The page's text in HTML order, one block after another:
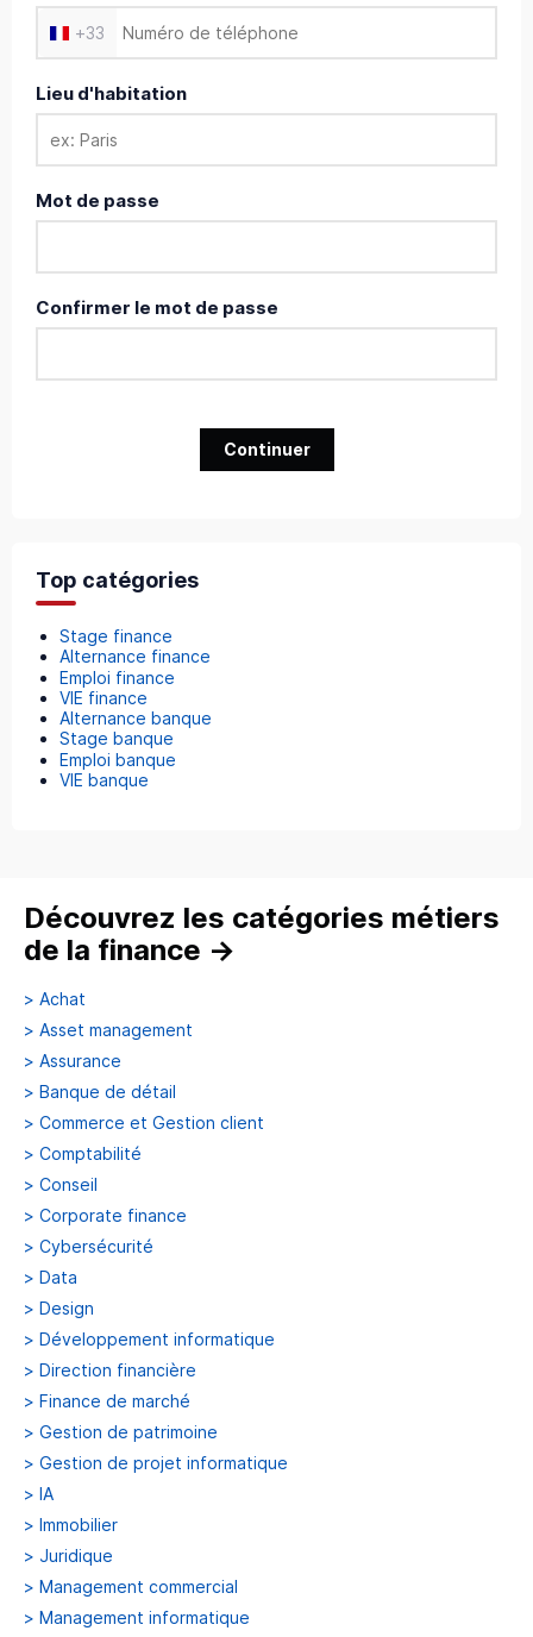
+33
Lieu d'habitation
Mot de passe
Confirmer le mot de passe
Continuer
Top catégories
Stage finance
Alternance finance
Emploi finance
VIE finance
Alternance banque
Stage banque
Emploi banque
VIE banque
Découvrez les catégories métiers
de la finance →
> Achat
> Asset management
> Assurance
> Banque de détail
> Commerce et Gestion client
> Comptabilité
> Conseil
> Corporate finance
> Cybersécurité
> Data
> Design
> Développement informatique
> Direction financière
> Finance de marché
> Gestion de patrimoine
> Gestion de projet informatique
> IA
> Immobilier
> Juridique
> Management commercial
> Management informatique